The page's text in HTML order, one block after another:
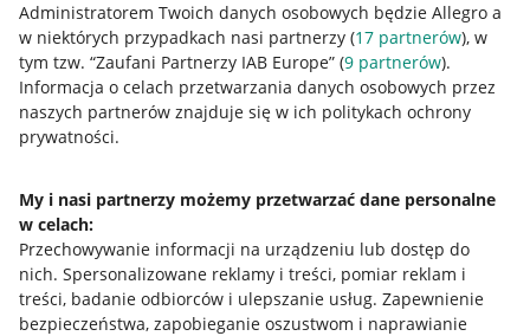
Administratorem Twoich danych osobowych będzie Allegro a
w niektórych przypadkach nasi partnerzy (17 partnerów), w
tym tzw. “Zaufani Partnerzy IAB Europe” (9 partnerów).
Informacja o celach przetwarzania danych osobowych przez
naszych partnerów znajduje się w ich politykach ochrony
prywatności.
My i nasi partnerzy możemy przetwarzać dane personalne
w celach:
Przechowywanie informacji na urządzeniu lub dostęp do
nich. Spersonalizowane reklamy i treści, pomiar reklam i
treści, badanie odbiorców i ulepszanie usług. Zapewnienie
bezpieczeństwa, zapobieganie oszustwom i naprawianie
Nawigacja
Przydatne informacje
Jak to działa
Allegro Gadane dla sprzedających
Allegro Gadane dla kupujących
Mapa miejscowości